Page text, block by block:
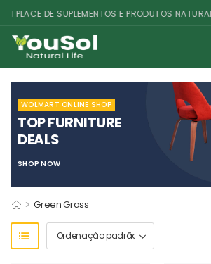
DE SUPLEMENTOS E PRODUTOS NATURAIS
WOLMART ONLINE SHOP
TOP FURNITURE
DEALS
SHOP NOW
> Green Grass